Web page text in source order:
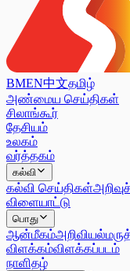
BMEN中文தமிழ்
அண்மைய செய்திகள்
சிலாங்கூர்
தேசியம்
உலகம்
வர்த்தகம்
கல்வி
கல்வி செய்திகள்
விளையாட்டு
பொது
ஆன்மீகம்அறிவியல்
விளக்கம்விளக்கப்படம்
நாளிதழ்